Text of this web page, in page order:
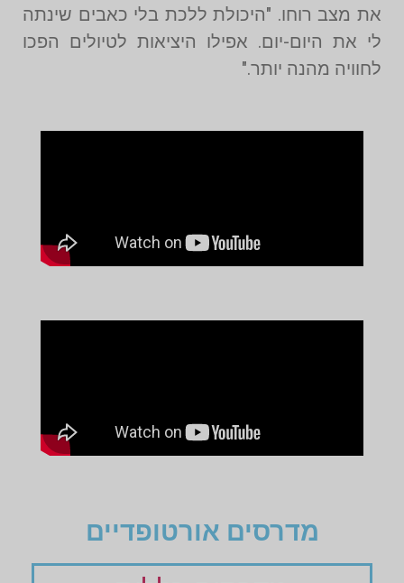
את מצב רוחו. "היכולת ללכת בלי כאבים שינתה
לי את היום-יום. אפילו היציאות לטיולים הפכו
לחוויה מהנה יותר."
מדרסים אורטופדיים